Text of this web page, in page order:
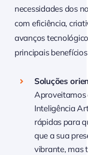
necessidades dos
com eficiência,
avanços
principais
Soluções
Aproveitamos
Inteligência
rápidas para
que a sua
vibrante, mas